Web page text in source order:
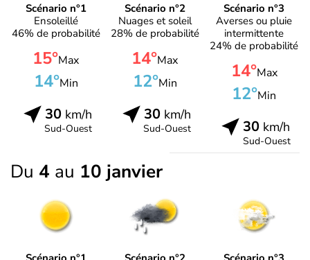
Scénario n°1
Ensoleillé
46% de probabilité
15°Max
14°Min
30km/h
Sud-Ouest
Scénario n°2
Nuages et soleil
28% de probabilité
14°Max
12°Min
30km/h
Sud-Ouest
Scénario n°3
Averses ou pluie
intermittente
24% de probabilité
14°Max
12°Min
30 km/h
Sud-Ouest
Du 4 au 10 janvier